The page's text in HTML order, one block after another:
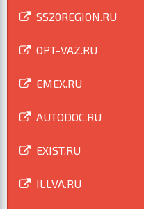
SS20REGION.RU
OPT-VAZ.RU
EMEX.RU
AUTODOC.RU
EXIST.RU
ILLVA.RU